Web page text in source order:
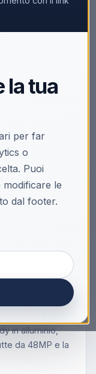
la tua
per far
o
Puoi
modificare le
dal footer.
visualizzare i
2868 x
in alluminio,
da 48MP e la